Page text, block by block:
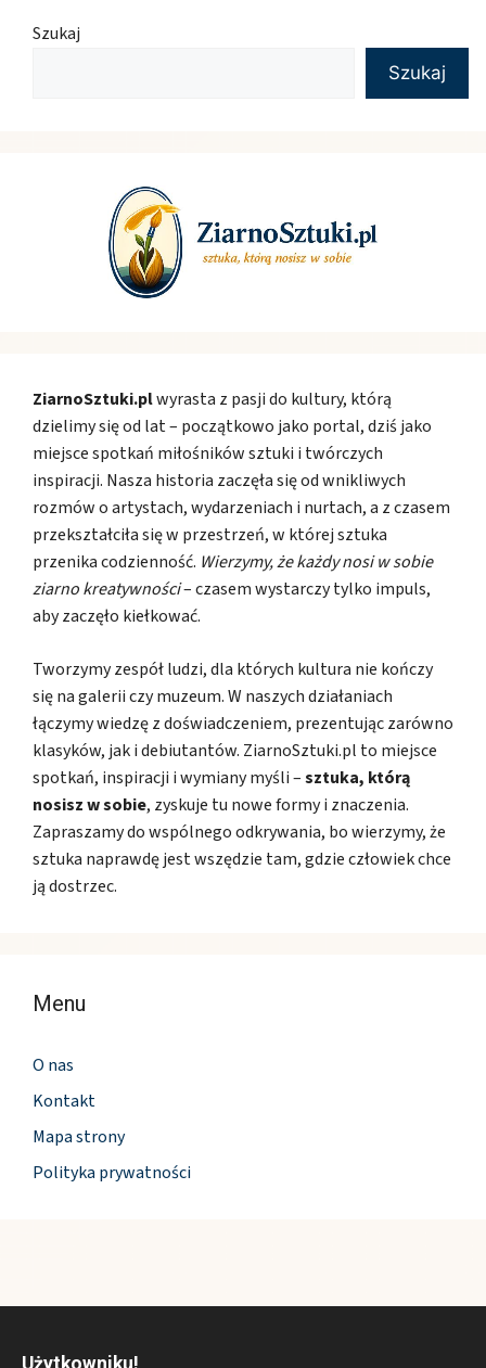
Szukaj
Szukaj
ZiarnoSztuki.plwyrasta z pasji do kultury, którą
dzielimy się od lat – początkowo jako portal, dziś jako
miejsce spotkań miłośników sztuki i twórczych
inspiracji. Nasza historia zaczęła się od wnikliwych
rozmów o artystach, wydarzeniach i nurtach, a z czasem
przekształciła się w przestrzeń, w której sztuka
przenika codzienność. Wierzymy, że każdy nosi w sobie
ziarno kreatywności– czasem wystarczy tylko impuls,
aby zaczęło kiełkować.
Tworzymy zespół ludzi, dla których kultura nie kończy
się na galerii czy muzeum. W naszych działaniach
łączymy wiedzę z doświadczeniem, prezentując zarówno
klasyków, jak i debiutantów. ZiarnoSztuki.pl to miejsce
spotkań, inspiracji i wymiany myśli –sztuka, którą
nosisz w sobie, zyskuje tu nowe formy i znaczenia.
Zapraszamy do wspólnego odkrywania, bo wierzymy, że
sztuka naprawdę jest wszędzie tam, gdzie człowiek chce
ją dostrzec.
Menu
O nas
Kontakt
Mapa strony
Polityka prywatności
Użytkowniku!